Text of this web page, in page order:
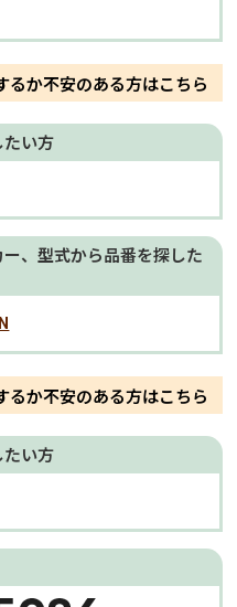
るか不安のある方はこちら
たい方
、型式から品番を探した
るか不安のある方はこちら
たい方